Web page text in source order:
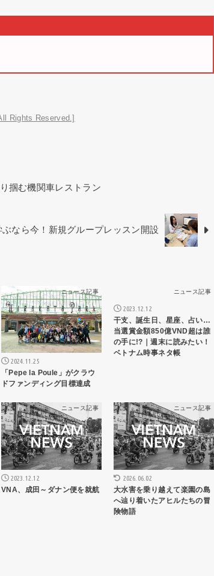
Rights Reserved.]
掴む機関車レストラン
なら今！新規グループレッスン開設
ニュース記事
2024.11.25
「Pepe la Poule」がクラウ
ドファンディング目標達成
ニュース記事
2023.12.12
干支、誕生日、星座、占い…
当選賞金額850億VND超は誰
の手に!?｜週末に読みたい！
ベトナム時事ネタ帳
ニュース記事
2023.12.12
VNA、成田～ダナン便を就航
ニュース記事
2026.06.02
大水害を乗り越えて楽園の島
へ辿り着いたアヒルたちの冒
険物語